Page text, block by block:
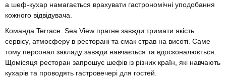
а шеф-кухар намагається врахувати гастрономічні уподобання
кожного відвідувача.
Команда Terrace. Sea View прагне завжди тримати якість
сервісу, атмосферу в ресторані та смак страв на висоті. Саме
тому персонал закладу завжди навчається та вдосконалюється.
Щомісяця ресторан запрошує шефів із різних країн, які навчають
кухарів та проводять гастровечері для гостей.